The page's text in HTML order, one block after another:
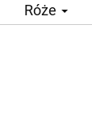
Róże